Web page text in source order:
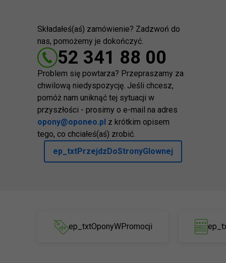
Składałeś(aś) zamówienie? Zadzwoń do
nas, pomożemy je dokończyć.
52 341 88 00
Problem się powtarza? Przepraszamy za
chwilową niedyspozycję. Jeśli chcesz,
pomóż nam uniknąć tej sytuacji w
przyszłości - prosimy o e-mail na adres
opony@oponeo.pl z krótkim opisem
tego, co chciałeś(aś) zrobić.
ep_txtPrzejdzDoStronyGlownej
ep_txtOponyWPromocji